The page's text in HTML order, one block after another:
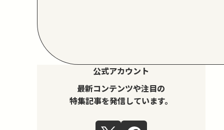
公式アカウント
最新コンテンツや注目の
特集記事を発信しています。